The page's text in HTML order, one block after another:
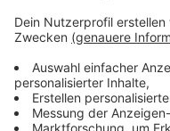
Factor und Extrem.
Preisen. Am Samstag
Uhr das große
(05.06.23) ist von 18